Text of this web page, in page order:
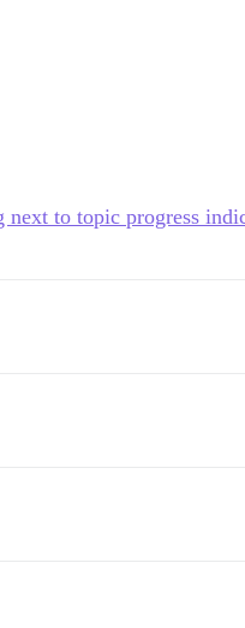
to topic progress